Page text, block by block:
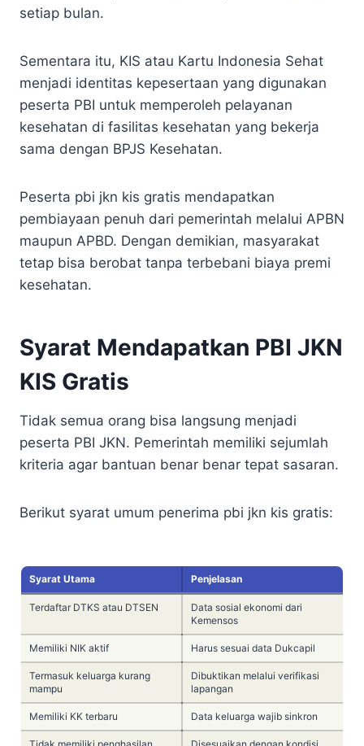
setiap bulan.
Sementara itu, KIS atau Kartu Indonesia Sehat
menjadi identitas kepesertaan yang digunakan
peserta PBI untuk memperoleh pelayanan
kesehatan di fasilitas kesehatan yang bekerja
sama dengan BPJS Kesehatan.
Peserta pbi jkn kis gratis mendapatkan
pembiayaan penuh dari pemerintah melalui APBN
maupun APBD. Dengan demikian, masyarakat
tetap bisa berobat tanpa terbebani biaya premi
kesehatan.
Syarat Mendapatkan PBI JKN
KIS Gratis
Tidak semua orang bisa langsung menjadi
peserta PBI JKN. Pemerintah memiliki sejumlah
kriteria agar bantuan benar benar tepat sasaran.
Berikut syarat umum penerima pbi jkn kis gratis:
Syarat Utama Penjelasan
Terdaftar DTKS atau DTSEN
Data sosial ekonomi dari
Kemensos
Memiliki NIK aktif Harus sesuai data Dukcapil
Termasuk keluarga kurang
mampu
Dibuktikan melalui verifikasi
lapangan
Memiliki KK terbaru Data keluarga wajib sinkron